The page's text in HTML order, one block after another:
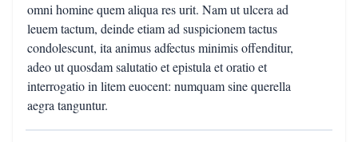
omni homine quem aliqua res urit. Nam ut ulcera ad
leuem tactum, deinde etiam ad suspicionem tactus
condolescunt, ita animus adfectus minimis offenditur,
adeo ut quosdam salutatio et epistula et oratio et
interrogatio in litem euocent: numquam sine querella
aegra tanguntur.